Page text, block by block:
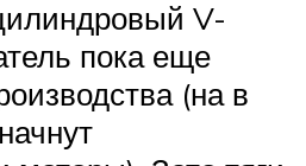
V-
пока еще
(на в